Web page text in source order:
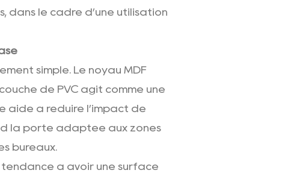
dans le cadre d’une utilisation
simple. Le noyau MDF
de PVC agit comme une
aide à réduire l’impact de
la porte adaptée aux zones
bureaux.
à avoir une surface